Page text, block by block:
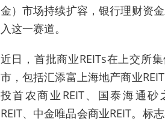
金）市场持续扩容，银行理财资
入这一赛道。
近日，首批商业REITs在上交所
市，包括汇添富上海地产商业
投首农商业REIT、国泰海通砂
REIT、中金唯品会商业REIT。 标